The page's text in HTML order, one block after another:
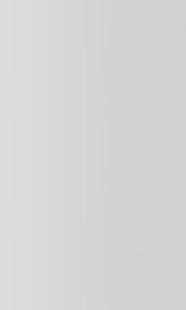
artisti,
quali
Lombardia
GARTE –
location di
la curatela
Giulio
Patarini
a Milano e